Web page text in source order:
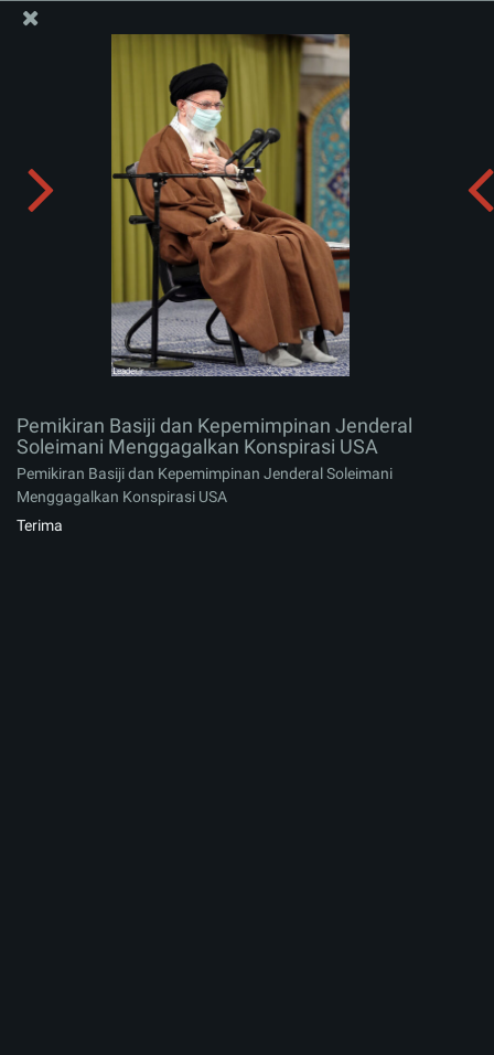
Situs Media Informasi Kantor Imam Khamenei
Pemikiran Basiji dan Kepemimpinan Jenderal
Soleimani Menggagalkan Konspirasi USA
Menerima album:
Pemikiran Basiji dan Kepemimpinan Jenderal
Soleimani Menggagalkan Konspirasi USA
Pemikiran Basiji dan Kepemimpinan Jenderal Soleimani
Menggagalkan Konspirasi USA
Terima